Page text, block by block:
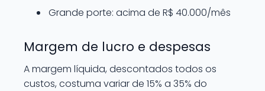
Grande porte: acima de R$ 40.000/mês
Margem de lucro e despesas
A margem líquida, descontados todos os
custos, costuma variar de 15% a 35% do